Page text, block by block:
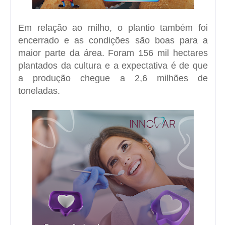
Em relação ao milho, o plantio também foi
encerrado e as condições são boas para a
maior parte da área. Foram 156 mil hectares
plantados da cultura e a expectativa é de que
a produção chegue a 2,6 milhões de
toneladas.